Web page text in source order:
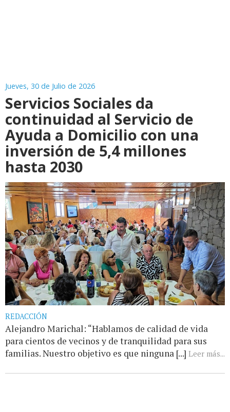
Jueves, 30 de Julio de 2026
Servicios Sociales da
continuidad al Servicio de
Ayuda a Domicilio con una
inversión de 5,4 millones
hasta 2030
REDACCIÓN
Alejandro Marichal: “Hablamos de calidad de vida
para cientos de vecinos y de tranquilidad para sus
familias. Nuestro objetivo es que ninguna [...] Leer más...